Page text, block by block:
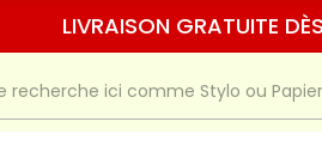
LIVRAISON GRATUITE